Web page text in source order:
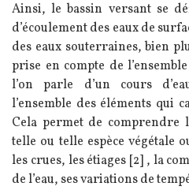
Texte
Ainsi, le bassin versant se
d’écoulement des eaux de
des eaux souterraines, bien
prise en compte de
l’on parle d’un cours
l’ensemble des éléments qui
Cela permet de comprendre
telle ou telle espèce végétale
les crues, les étiages [2] , la
de l’eau, ses variations de